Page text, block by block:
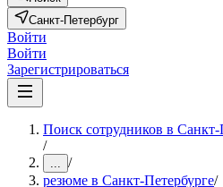
Санкт-Петербург
Войти
Войти
Зарегистрироваться
Поиск сотрудников в Санкт-
/
... /
резюме в Санкт-Петербурге/